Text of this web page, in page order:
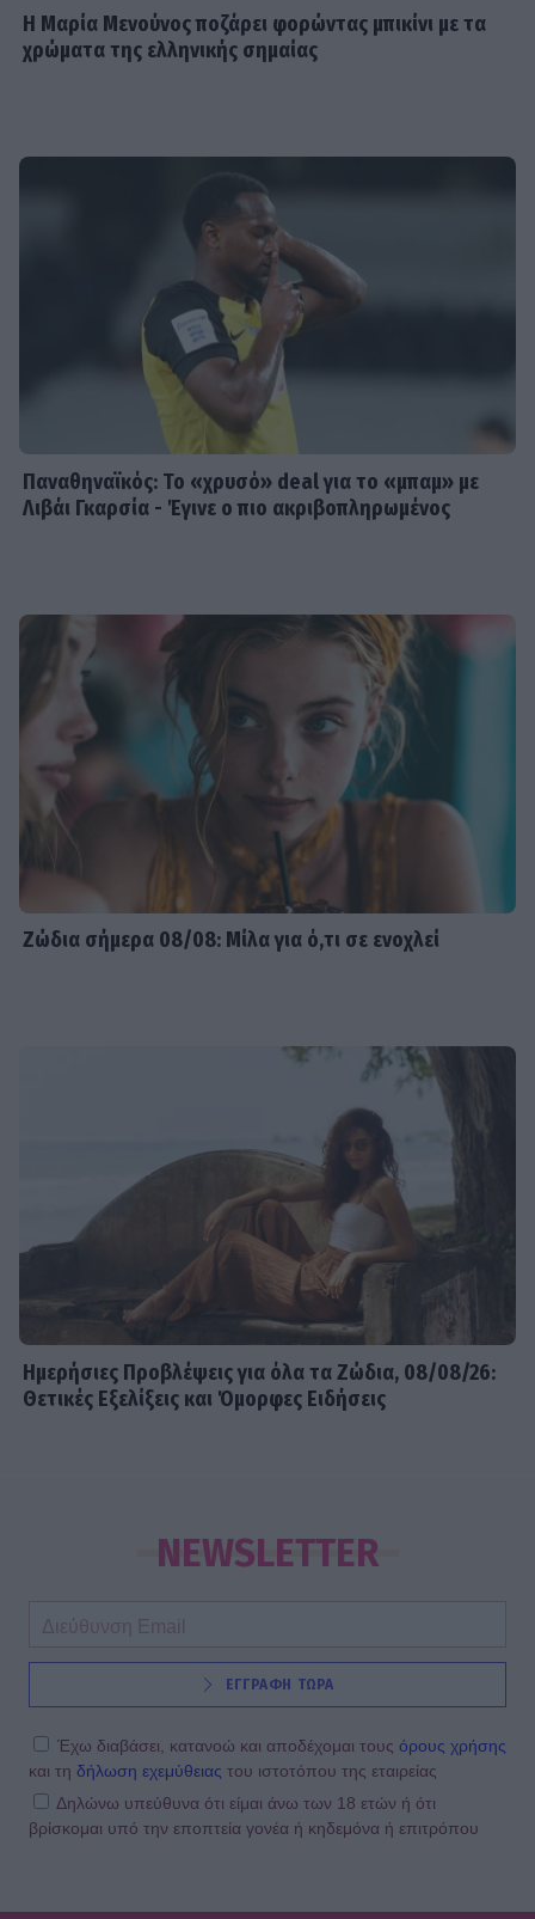
Η Μαρία Μενούνος ποζάρει φορώντας μπικίνι με τα
χρώματα της ελληνικής σημαίας
Παναθηναϊκός: Το «χρυσό» deal για το «μπαμ» με
Λιβάι Γκαρσία - Έγινε ο πιο ακριβοπληρωμένος
Ζώδια σήμερα 08/08: Μίλα για ό,τι σε ενοχλεί
Ημερήσιες Προβλέψεις για όλα τα Ζώδια, 08/08/26:
Θετικές Εξελίξεις και Όμορφες Ειδήσεις
NEWSLETTER
ΕΓΓΡΑΦΗ ΤΩΡΑ
Έχω διαβάσει, κατανοώ και αποδέχομαι τους όρους χρήσης
και τη δήλωση εχεμύθειας του ιστοτόπου της εταιρείας
Δηλώνω υπεύθυνα ότι είμαι άνω των 18 ετών ή ότι
βρίσκομαι υπό την εποπτεία γονέα ή κηδεμόνα ή επιτρόπου